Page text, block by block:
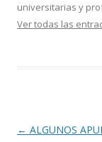
universitarias y
Ver todas las
Navegación
← ALGUNOS